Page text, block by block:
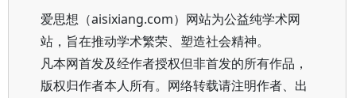
爱思想（aisixiang.com）网站为公益纯学术网
站，旨在推动学术繁荣、塑造社会精神。
凡本网首发及经作者授权但非首发的所有作品，
版权归作者本人所有。网络转载请注明作者、出